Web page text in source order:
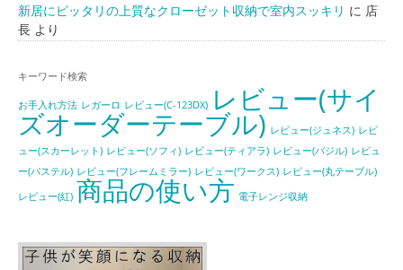
新居にピッタリの上質なクローゼット収納で室内スッキリ に 店
長 より
キーワード検索
お手入れ方法 レガーロ レビュー(C-123DX) レビュー(サイ
ズオーダーテーブル) レビュー(ジュネス) レビ
ュー(スカーレット) レビュー(ソフィ) レビュー(ティアラ) レビュー(バジル) レビュ
ー(パステル) レビュー(フレームミラー) レビュー(ワークス) レビュー(丸テーブル)
レビュー(紅) 商品の使い方 電子レンジ収納